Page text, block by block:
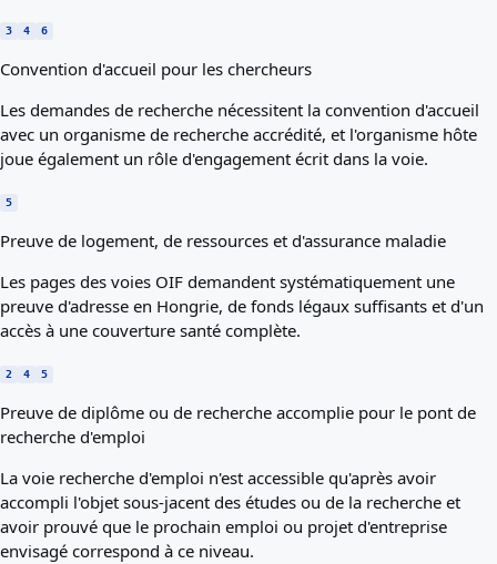
3 4 6
Convention d'accueil pour les chercheurs
Les demandes de recherche nécessitent la convention d'accueil
avec un organisme de recherche accrédité, et l'organisme hôte
joue également un rôle d'engagement écrit dans la voie.
5
Preuve de logement, de ressources et d'assurance maladie
Les pages des voies OIF demandent systématiquement une
preuve d'adresse en Hongrie, de fonds légaux suffisants et d'un
accès à une couverture santé complète.
2 4 5
Preuve de diplôme ou de recherche accomplie pour le pont de
recherche d'emploi
La voie recherche d'emploi n'est accessible qu'après avoir
accompli l'objet sous-jacent des études ou de la recherche et
avoir prouvé que le prochain emploi ou projet d'entreprise
envisagé correspond à ce niveau.